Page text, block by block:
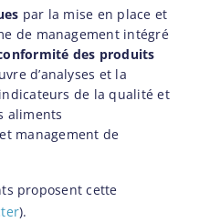
par la mise en place et
de management intégré
des produits
d’analyses et la
de la qualité et
aliments
et management de
proposent cette
).